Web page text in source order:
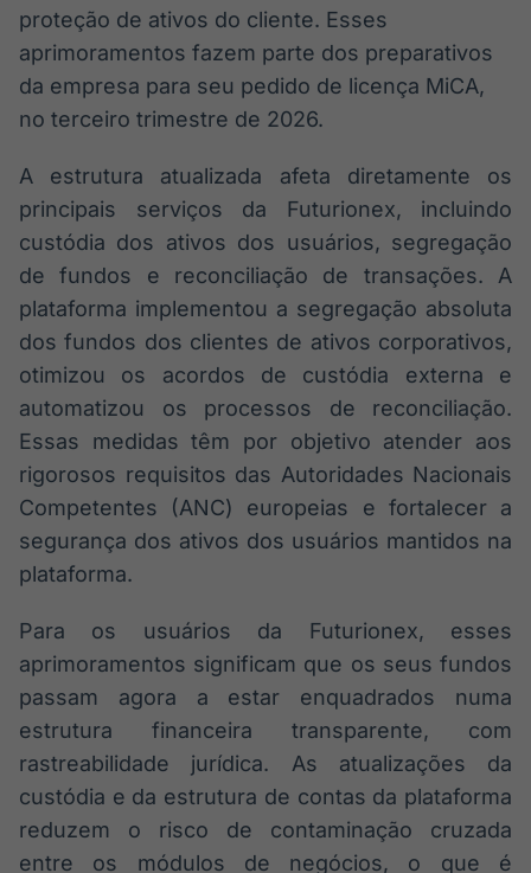
proteção de ativos do cliente. Esses
aprimoramentos fazem parte dos preparativos
da empresa para seu pedido de licença MiCA,
no terceiro trimestre de 2026.
A estrutura atualizada afeta diretamente os
principais serviços da Futurionex, incluindo
custódia dos ativos dos usuários, segregação
de fundos e reconciliação de transações. A
plataforma implementou a segregação absoluta
dos fundos dos clientes de ativos corporativos,
otimizou os acordos de custódia externa e
automatizou os processos de reconciliação.
Essas medidas têm por objetivo atender aos
rigorosos requisitos das Autoridades Nacionais
Competentes (ANC) europeias e fortalecer a
segurança dos ativos dos usuários mantidos na
plataforma.
Para os usuários da Futurionex, esses
aprimoramentos significam que os seus fundos
passam agora a estar enquadrados numa
estrutura financeira transparente, com
rastreabilidade jurídica. As atualizações da
custódia e da estrutura de contas da plataforma
reduzem o risco de contaminação cruzada
entre os módulos de negócios, o que é